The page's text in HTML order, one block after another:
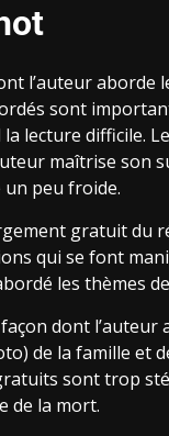
l’auteur aborde
sont
la lecture difficile.
maîtrise son
peu froide.
gratuit du
qui se font
les thèmes
façon dont
de la famille et
sont trop
de la mort.